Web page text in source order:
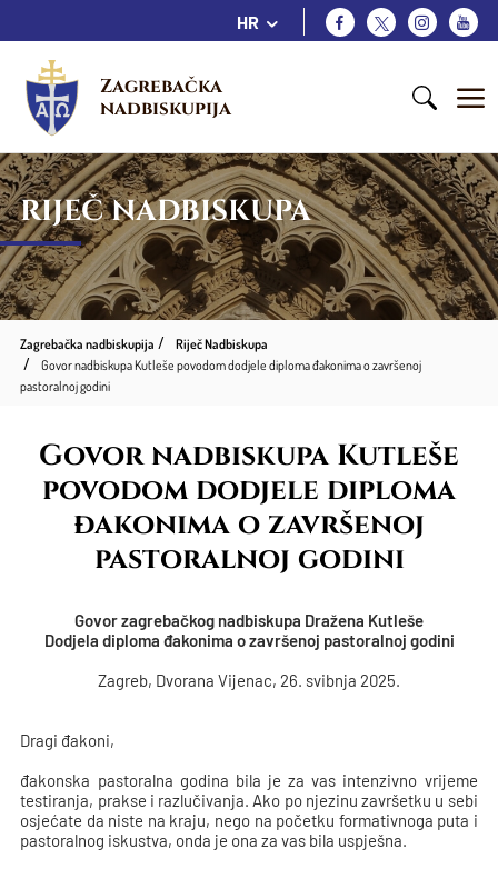
HR
Zagrebačka
nadbiskupija
RIJEČ NADBISKUPA
Zagrebačka nadbiskupija
Riječ Nadbiskupa
Govor nadbiskupa Kutleše povodom dodjele diploma đakonima o završenoj
pastoralnoj godini
Govor nadbiskupa Kutleše
povodom dodjele diploma
đakonima o završenoj
pastoralnoj godini
Govor zagrebačkog nadbiskupa Dražena Kutleše
Dodjela diploma đakonima o završenoj pastoralnoj godini
Zagreb, Dvorana Vijenac, 26. svibnja 2025.
Dragi đakoni,
đakonska pastoralna godina bila je za vas intenzivno vrijeme
testiranja, prakse i razlučivanja. Ako po njezinu završetku u sebi
osjećate da niste na kraju, nego na početku formativnoga puta i
pastoralnog iskustva, onda je ona za vas bila uspješna.